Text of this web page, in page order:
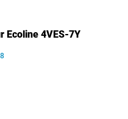
Ecoline 4VES-7Y